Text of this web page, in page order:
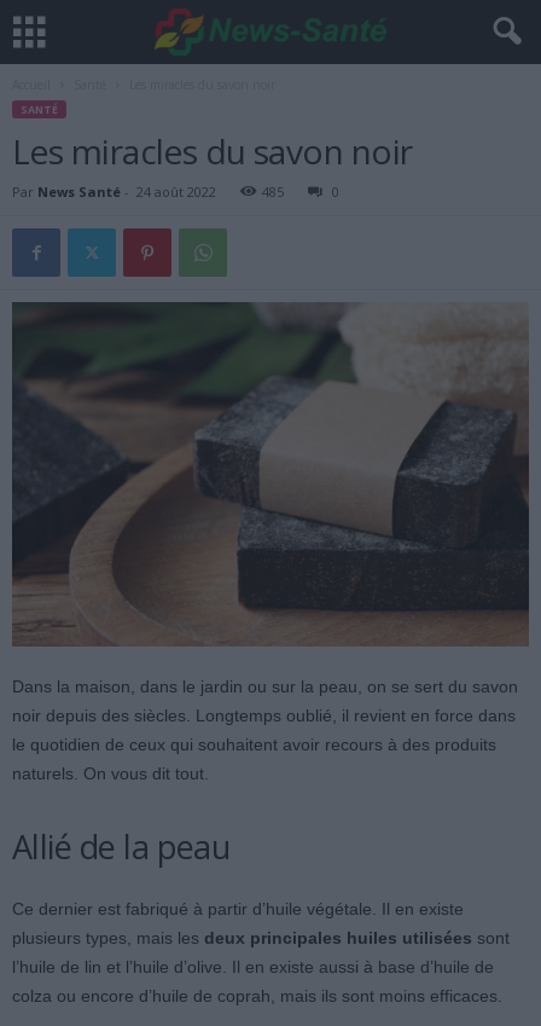
SANTÉ
Les miracles du savon noir
Par News Santé - 24 août 2022 485 0
Dans la maison, dans le jardin ou sur la peau, on se sert du savon
noir depuis des siècles. Longtemps oublié, il revient en force dans
le quotidien de ceux qui souhaitent avoir recours à des produits
naturels. On vous dit tout.
Allié de la peau
Ce dernier est fabriqué à partir d’huile végétale. Il en existe
plusieurs types, mais les deux principales huiles utilisées sont
l’huile de lin et l’huile d’olive. Il en existe aussi à base d’huile de
colza ou encore d’huile de coprah, mais ils sont moins efficaces.